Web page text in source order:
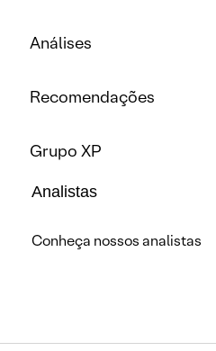
Análises
Recomendações
Grupo XP
Analistas
Conheça nossos analistas